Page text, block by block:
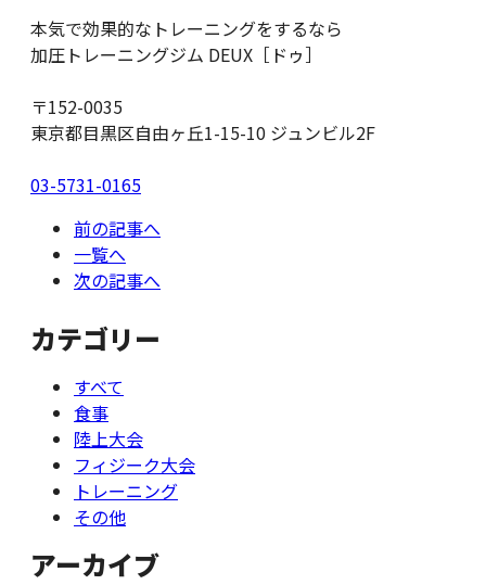
本気で効果的なトレーニングをするなら
加圧トレーニングジム DEUX［ドゥ］
〒152-0035
東京都目黒区自由ヶ丘1-15-10 ジュンビル2F
03-5731-0165
前の記事へ
一覧へ
次の記事へ
カテゴリー
すべて
食事
陸上大会
フィジーク大会
トレーニング
その他
アーカイブ